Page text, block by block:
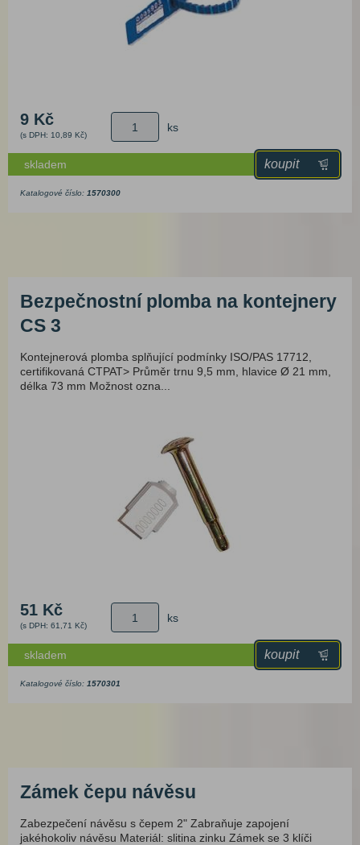
9 Kč
(s DPH: 10,89 Kč)
ks
skladem koupit
Katalogové číslo: 1570300
Bezpečnostní plomba na kontejnery
CS 3
Kontejnerová plomba splňující podmínky ISO/PAS 17712,
certifikovaná CTPAT> Průměr trnu 9,5 mm, hlavice Ø 21 mm,
délka 73 mm Možnost ozna...
51 Kč
(s DPH: 61,71 Kč)
ks
skladem koupit
Katalogové číslo: 1570301
Zámek čepu návěsu
Zabezpečení návěsu s čepem 2" Zabraňuje zapojení
jakéhokoliv návěsu Materiál: slitina zinku Zámek se 3 klíči